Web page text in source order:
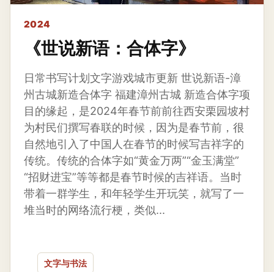
2024
《世说新语：合体字》
日常书写计划文字游戏城市更新 世说新语-漳
州古城新造合体字 福建漳州古城 新造合体字项
目的缘起，是2024年春节前前往西安栗园坡村
为村民们撰写春联的时候，因为是春节前，很
自然地引入了中国人在春节的时候写吉祥字的
传统。传统的合体字如“黄金万两”“金玉满堂”
“招财进宝”等等都是春节时候的吉祥语。当时
带着一群学生，和年轻学生开玩笑，就写了一
堆当时的网络流行梗，类似...
文字与书法